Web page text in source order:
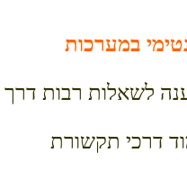
במערכות
לשאלות רבות דרך
דרכי תקשורת